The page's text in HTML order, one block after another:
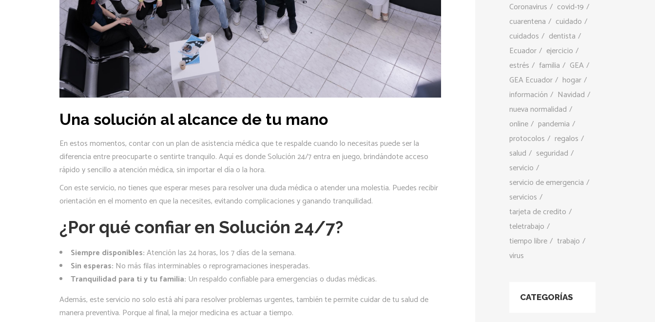
Una solución al alcance de tu mano
En estos momentos, contar con un plan de asistencia médica que te respalde cuando lo necesitas puede ser la
diferencia entre preocuparte o sentirte tranquilo. Aquí es donde Solución 24/7 entra en juego, brindándote acceso
rápido y sencillo a atención médica, sin importar el día o la hora.
Con este servicio, no tienes que esperar meses para resolver una duda médica o atender una molestia. Puedes recibir
orientación en el momento en que la necesites, evitando complicaciones y ganando tranquilidad.
¿Por qué confiar en Solución 24/7?
Siempre disponibles:Atención las 24 horas, los 7 días de la semana.
Sin esperas: No más filas interminables o reprogramaciones inesperadas.
Tranquilidad para ti y tu familia: Un respaldo confiable para emergencias o dudas médicas.
Además, este servicio no solo está ahí para resolver problemas urgentes, también te permite cuidar de tu salud de
manera preventiva. Porque al final, la mejor medicina es actuar a tiempo.
Coronavirus
covid-19
cuarentena
cuidado
cuidados
dentista
Ecuador
ejercicio
estrés
familia
GEA
GEA Ecuador
hogar
información
Navidad
nueva normalidad
online
pandemia
protocolos
regalos
salud
seguridad
servicio
servicio de emergencia
servicios
tarjeta de credito
teletrabajo
tiempo libre
trabajo
virus
CATEGORÍAS